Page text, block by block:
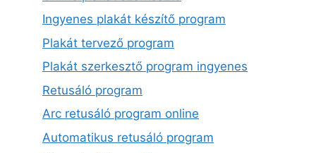
Ingyenes plakát készítő program
Plakát tervező program
Plakát szerkesztő program ingyenes
Retusáló program
Arc retusáló program online
Automatikus retusáló program